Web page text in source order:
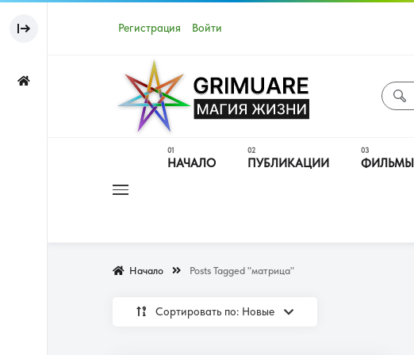
Регистрация Войти
НАЧАЛО ПУБЛИКАЦИИ ФИЛЬМЫ
Начало Posts Tagged "матрица"
Сортировать по: Новые